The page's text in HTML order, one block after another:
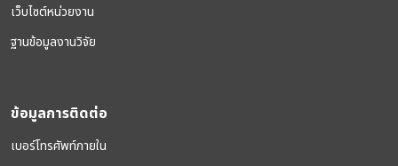
เว็บไซต์หน่วยงาน
ฐานข้อมูลงานวิจัย
ข้อมูลการติดต่อ
เบอร์โทรศัพท์ภายใน